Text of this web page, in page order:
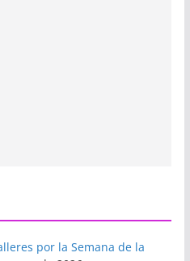
por la Semana de la